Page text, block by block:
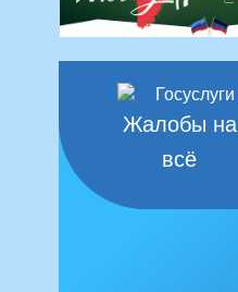
Жалобы на
всё